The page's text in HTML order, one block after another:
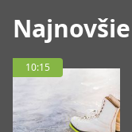
Najnovšie
10:15